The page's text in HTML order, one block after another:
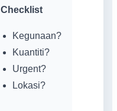
Checklist
Kegunaan?
Kuantiti?
Urgent?
Lokasi?